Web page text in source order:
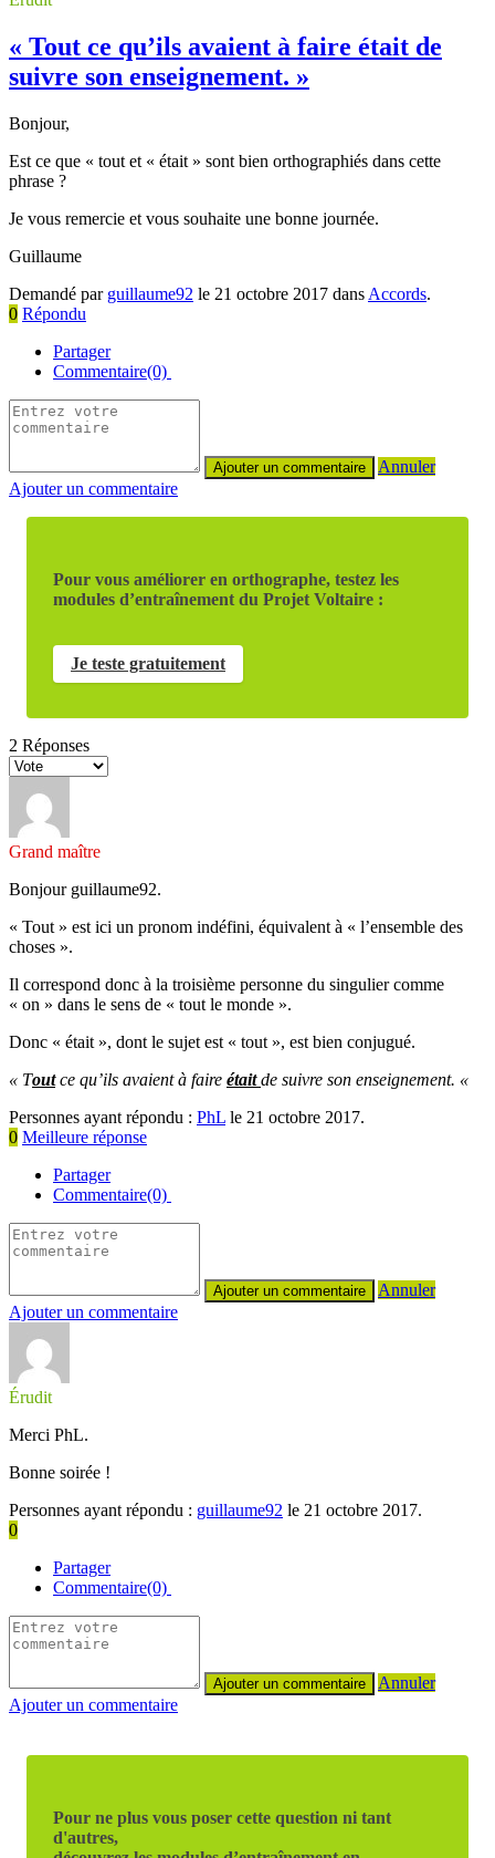
« Tout ce qu’ils avaient à faire était de
suivre son enseignement. »
Bonjour,
Est ce que « tout et « était » sont bien orthographiés dans cette
phrase ?
Je vous remercie et vous souhaite une bonne journée.
Guillaume
Demandé par guillaume92 le 21 octobre 2017 dans Accords.
0 Répondu
Partager
Commentaire(0)
Annuler
Ajouter un commentaire
Pour vous améliorer en orthographe, testez les
modules d’entraînement du Projet Voltaire :
Je teste gratuitement
2 Réponses
Grand maître
Bonjour guillaume92.
« Tout » est ici un pronom indéfini, équivalent à « l’ensemble des
choses ».
Il correspond donc à la troisième personne du singulier comme
« on » dans le sens de « tout le monde ».
Donc « était », dont le sujet est « tout », est bien conjugué.
« Toutce qu’ils avaient à faire était de suivre son enseignement. «
Personnes ayant répondu : PhL le 21 octobre 2017.
0 Meilleure réponse
Partager
Commentaire(0)
Annuler
Ajouter un commentaire
Érudit
Merci PhL.
Bonne soirée !
Personnes ayant répondu : guillaume92 le 21 octobre 2017.
0
Partager
Commentaire(0)
Annuler
Ajouter un commentaire
Pour ne plus vous poser cette question ni tant
d'autres,